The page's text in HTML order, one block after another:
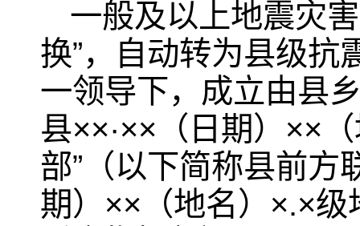
一般及以上地震灾
换”，自动转为县级抗
一领导下，成立由县
县××·××（日期）××
部”（以下简称县前方
期）××（地名）×.×级